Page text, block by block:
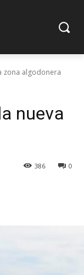
zona algodonera
nueva
0
386